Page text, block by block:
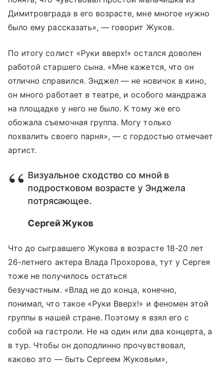
Димитровграда в его возрасте, мне многое нужно
было ему рассказать», — говорит Жуков.
По итогу солист «Руки вверх!» остался доволен
работой старшего сына. «Мне кажется, что он
отлично справился. Энджел— не новичок в кино,
он много работает в театре, и особого мандража
на площадке у него не было. К тому же его
обожала съемочная группа. Могу только
похвалить своего парня», — с гордостью отмечает
артист.
Визуальное сходство со мной в
подростковом возрасте у Энджела
потрясающее.
Сергей Жуков
Что до сыгравшего Жукова в возрасте 18-20 лет
26-летнего актера Влада Прохорова, тут у Сергея
тоже не получилось остаться
безучастным. «Влад не до конца, конечно,
понимал, что такое «Руки Вверх!» и феномен этой
группы в нашей стране. Поэтому я взял его с
собой на гастроли. Не на один или два концерта, а
в тур. Чтобы он доподлинно прочувствовал,
каково это —быть Сергеем Жуковым»,